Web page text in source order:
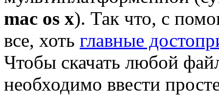
mac os x). Так что, с
все, хоть главные
Чтобы скачать любой
необходимо ввести